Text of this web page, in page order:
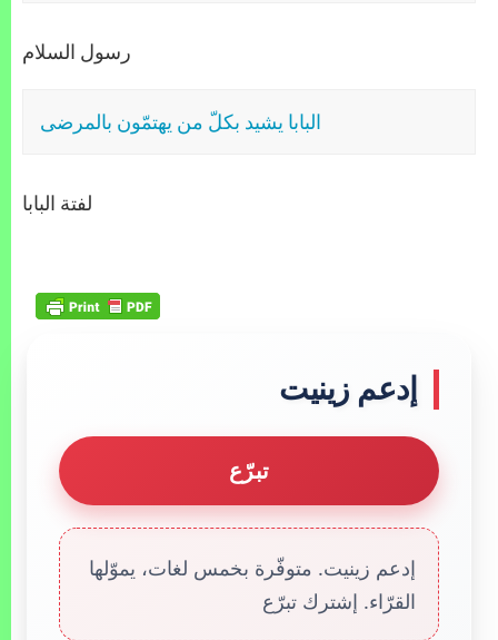
رسول السلام
البابا يشيد بكلّ من يهتمّون بالمرضى
لفتة البابا
إدعم زينيت
تبرّع
إدعم زينيت. متوفّرة بخمس لغات، يموّلها
القرّاء. إشترك تبرّع